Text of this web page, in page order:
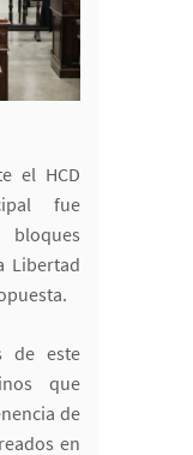
el HCD
fue
Libertad
de este
que
de
en